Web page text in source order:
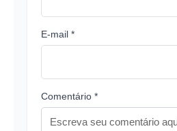
E-mail *
Comentário *